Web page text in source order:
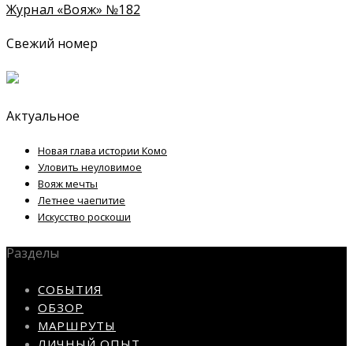
Журнал «Вояж» №182
Свежий номер
Актуальное
Новая глава истории Комо
Уловить неуловимое
Вояж мечты
Летнее чаепитие
Искусство роскоши
Разделы
СОБЫТИЯ
ОБЗОР
МАРШРУТЫ